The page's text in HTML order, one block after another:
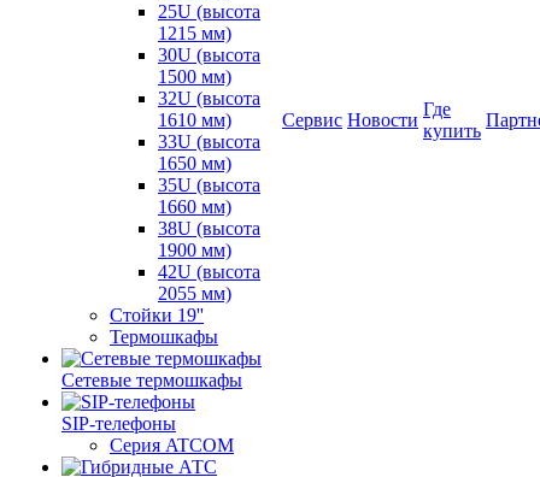
25U (высота
1215 мм)
30U (высота
1500 мм)
32U (высота
1610 мм)
33U (высота
1650 мм)
35U (высота
1660 мм)
38U (высота
1900 мм)
42U (высота
2055 мм)
Стойки 19''
Термошкафы
Сетевые термошкафы
SIP-телефоны
Серия ATCOM
Сервис Новости
Где
купить